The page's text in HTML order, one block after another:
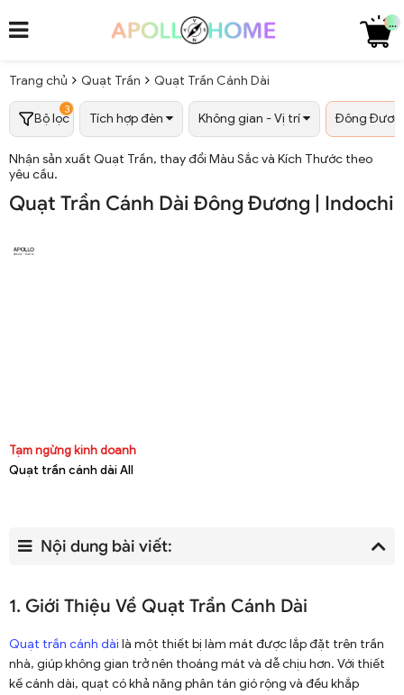
...
Trang chủ Quạt Trần Quạt Trần Cánh Dài
Bộ lọc
3
Tích hợp đèn Không gian - Vị trí Đông
Nhận sản xuất Quạt Trần, thay đổi Màu Sắc và Kích Thước theo
yêu cầu.
Quạt Trần Cánh Dài Đông Đương |
Tạm ngừng kinh doanh
Quạt trần cánh dài All
Nội dung bài viết:
1. Giới Thiệu Về Quạt Trần Cánh Dài
Quạt trần cánh dài là một thiết bị làm mát được lắp đặt trên trần
nhà, giúp không gian trở nên thoáng mát và dễ chịu hơn. Với thiết
kế cánh dài, quạt có khả năng phân tán gió rộng và đều khắp